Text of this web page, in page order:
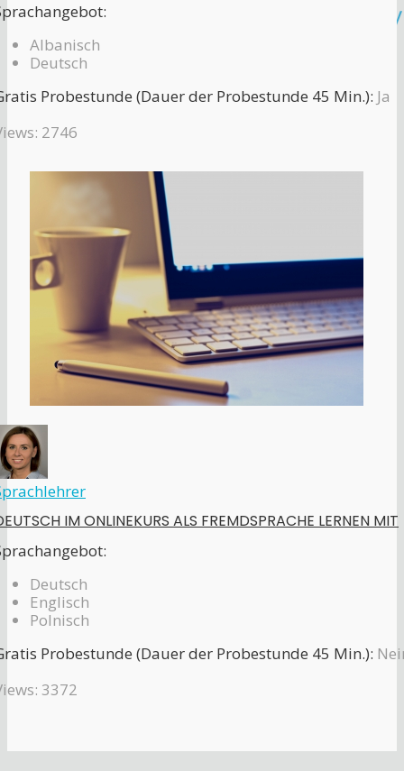
Albanisch
Deutsch
Probestunde (Dauer der Probestunde 45 Min.): Ja
2746
IM ONLINEKURS ALS FREMDSPRACHE LERNEN MIT
Deutsch
Englisch
Polnisch
Probestunde (Dauer der Probestunde 45 Min.):
3372